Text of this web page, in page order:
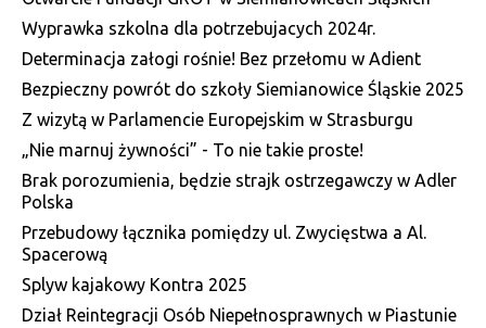
Wyprawka szkolna dla potrzebujacych 2024r.
Determinacja załogi rośnie! Bez przełomu w Adient
Bezpieczny powrót do szkoły Siemianowice Śląskie 2025
Z wizytą w Parlamencie Europejskim w Strasburgu
„Nie marnuj żywności” - To nie takie proste!
Brak porozumienia, będzie strajk ostrzegawczy w Adler
Polska
Przebudowy łącznika pomiędzy ul. Zwycięstwa a Al.
Spacerową
Splyw kajakowy Kontra 2025
Dział Reintegracji Osób Niepełnosprawnych w Piastunie